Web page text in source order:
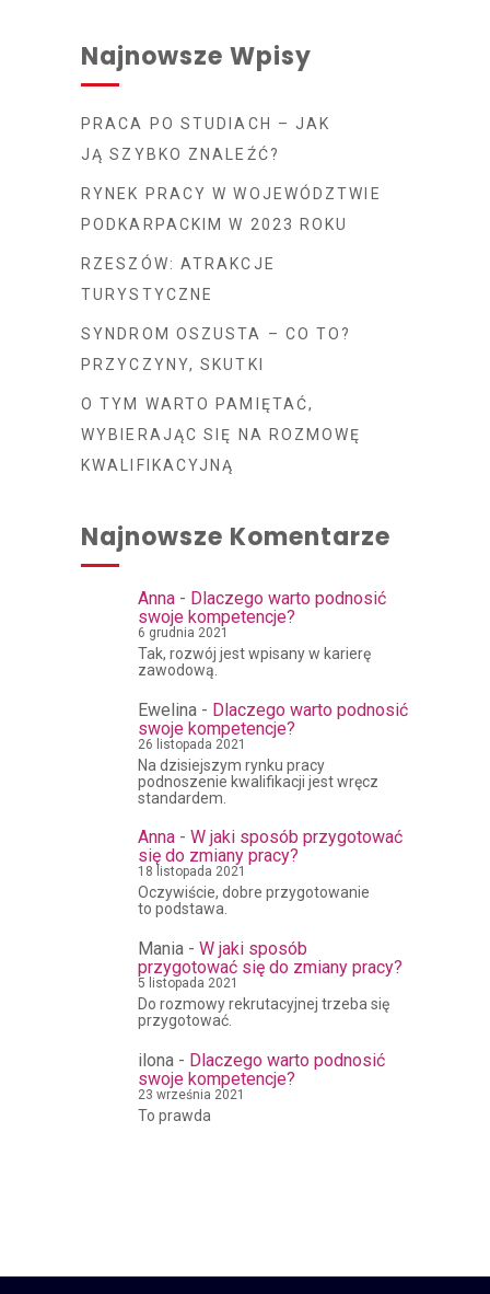
Najnowsze Wpisy
PRACA PO STUDIACH – JAK
JĄ SZYBKO ZNALEŹĆ?
RYNEK PRACY W WOJEWÓDZTWIE
PODKARPACKIM W 2023 ROKU
RZESZÓW: ATRAKCJE
TURYSTYCZNE
SYNDROM OSZUSTA – CO TO?
PRZYCZYNY, SKUTKI
O TYM WARTO PAMIĘTAĆ,
WYBIERAJĄC SIĘ NA ROZMOWĘ
KWALIFIKACYJNĄ
Najnowsze Komentarze
Anna - Dlaczego warto podnosić
swoje kompetencje?
6 grudnia 2021
Tak, rozwój jest wpisany w karierę
zawodową.
Ewelina - Dlaczego warto podnosić
swoje kompetencje?
26 listopada 2021
Na dzisiejszym rynku pracy
podnoszenie kwalifikacji jest wręcz
standardem.
Anna - W jaki sposób przygotować
się do zmiany pracy?
18 listopada 2021
Oczywiście, dobre przygotowanie
to podstawa.
Mania - W jaki sposób
przygotować się do zmiany pracy?
5 listopada 2021
Do rozmowy rekrutacyjnej trzeba się
przygotować.
ilona - Dlaczego warto podnosić
swoje kompetencje?
23 września 2021
To prawda